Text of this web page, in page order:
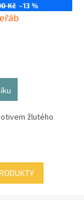
Kč –13 %
žlutého